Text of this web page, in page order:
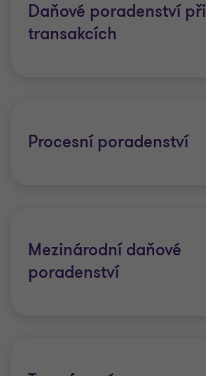
Daňové poradenství při
transakcích
Procesní poradenství
Mezinárodní daňové
poradenství